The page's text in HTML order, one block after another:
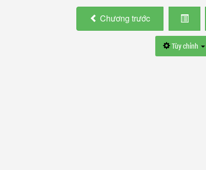
Chương trước
Tùy chỉnh